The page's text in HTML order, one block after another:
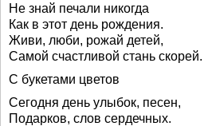
Не знай печали никогда
Как в этот день рождения.
Живи, люби, рожай детей,
Самой счастливой стань скорей.
С букетами цветов
Сегодня день улыбок, песен,
Подарков, слов сердечных.